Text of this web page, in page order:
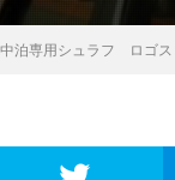
泊専用シュラフ ロゴス